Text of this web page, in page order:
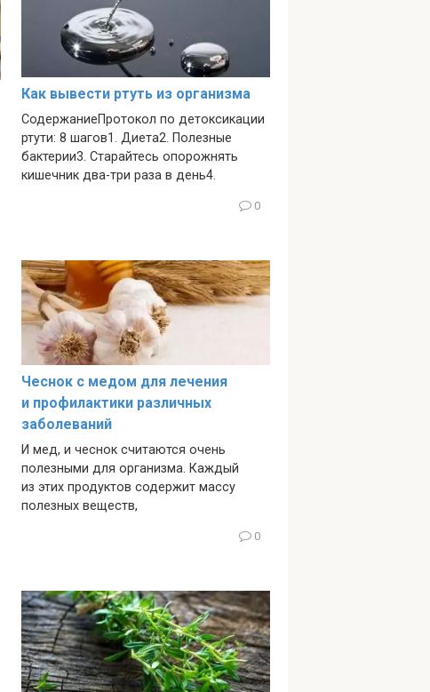
Как вывести ртуть из организма
СодержаниеПротокол по детоксикации
ртути: 8 шагов1. Диета2. Полезные
бактерии3. Старайтесь опорожнять
кишечник два-три раза в день4.
0
Чеснок с медом для лечения
и профилактики различных
заболеваний
И мед, и чеснок считаются очень
полезными для организма. Каждый
из этих продуктов содержит массу
полезных веществ,
0